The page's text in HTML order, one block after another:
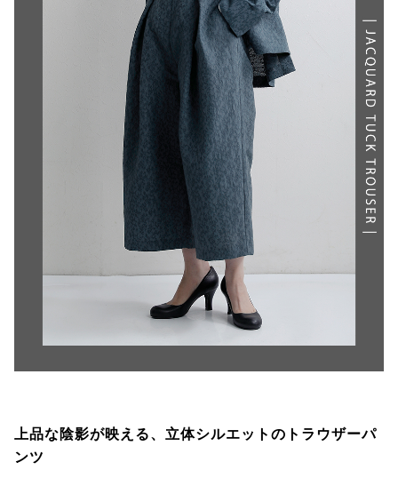
上品な陰影が映える、立体シルエットのトラウザーパ
ンツ